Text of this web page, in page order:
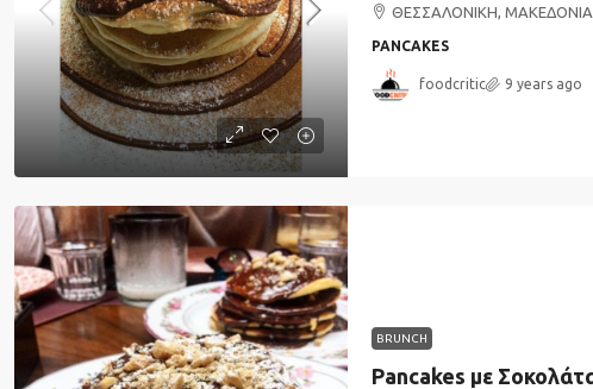
ΘΕΣΣΑΛΟΝΙΚΗ, ΜΑΚΕΔΟΝΙΑ
PANCAKES
foodcritic 9 years ago
BRUNCH